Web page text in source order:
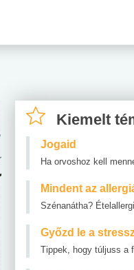
Kiemelt
Jogaid
Ha orvoshoz kell
Mindent az
Szénanátha?
Győzd le a
Tippek, hogy túljuss a